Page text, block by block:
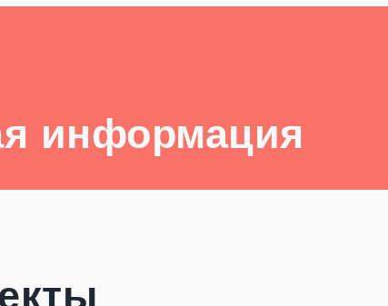
информация